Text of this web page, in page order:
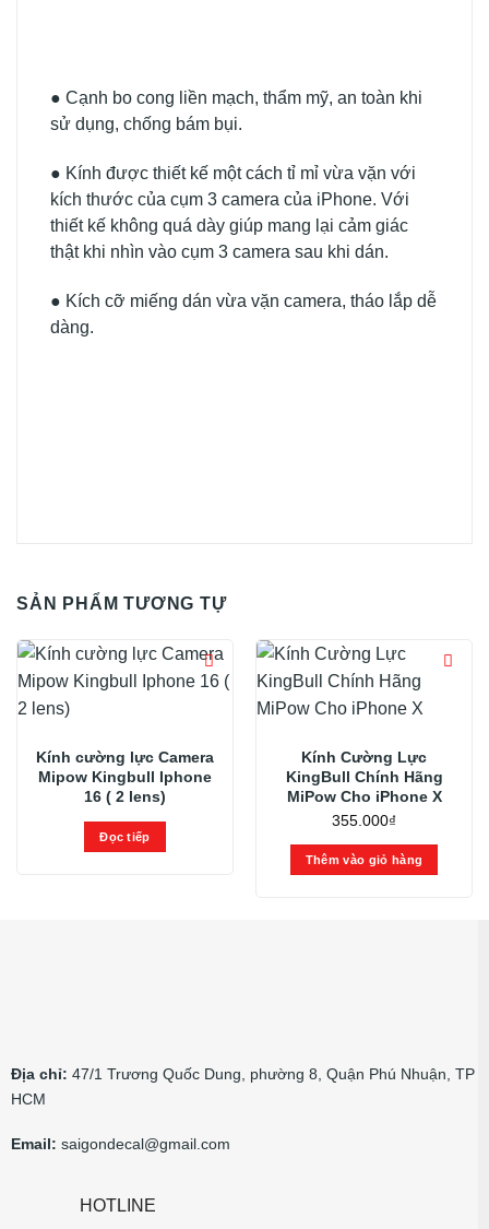
● Cạnh bo cong liền mạch, thẩm mỹ, an toàn khi
sử dụng, chống bám bụi.
● Kính được thiết kế một cách tỉ mỉ vừa vặn với
kích thước của cụm 3 camera của iPhone. Với
thiết kế không quá dày giúp mang lại cảm giác
thật khi nhìn vào cụm 3 camera sau khi dán.
● Kích cỡ miếng dán vừa vặn camera, tháo lắp dễ
dàng.
SẢN PHẨM TƯƠNG TỰ
Kính cường lực Camera
Mipow Kingbull Iphone
16 ( 2 lens)
Đọc tiếp
Kính Cường Lực
KingBull Chính Hãng
MiPow Cho iPhone X
355.000₫
Thêm vào giỏ hàng
Địa chỉ: 47/1 Trương Quốc Dung, phường 8, Quận Phú Nhuận, TP
HCM
Email: saigondecal@gmail.com
HOTLINE